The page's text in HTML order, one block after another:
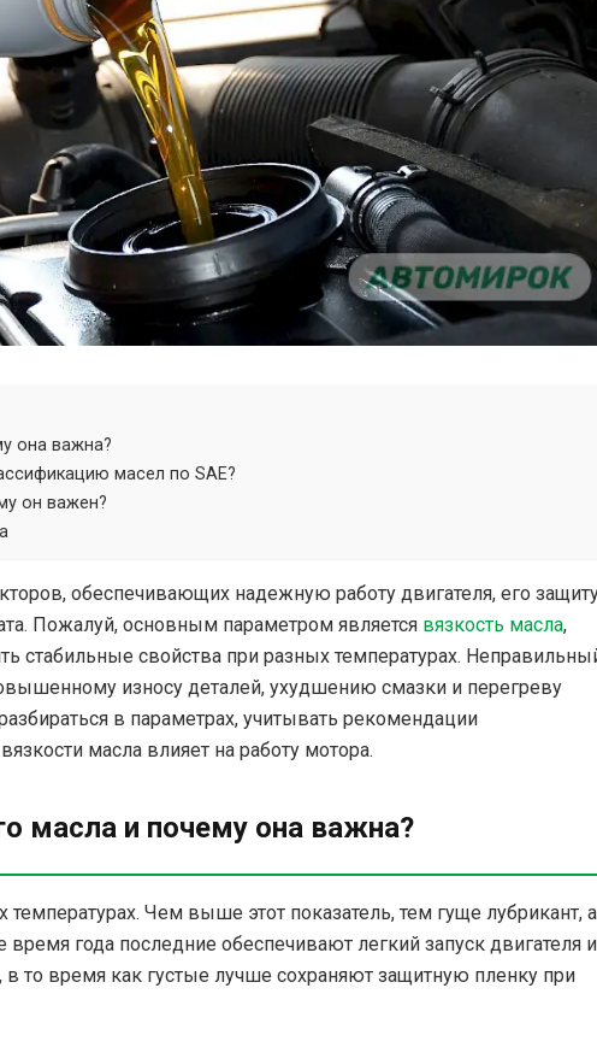
она важна?
масел по SAE?
он важен?
обеспечивающих надежную работу двигателя, его
Пожалуй, основным параметром является вязкость масла,
стабильные свойства при разных температурах.
износу деталей, ухудшению смазки и перегреву
в параметрах, учитывать рекомендации
масла влияет на работу мотора.
масла и почему она важна?
температурах. Чем выше этот показатель, тем гуще лубрикант, а
года последние обеспечивают легкий запуск двигателя и
то время как густые лучше сохраняют защитную пленку при